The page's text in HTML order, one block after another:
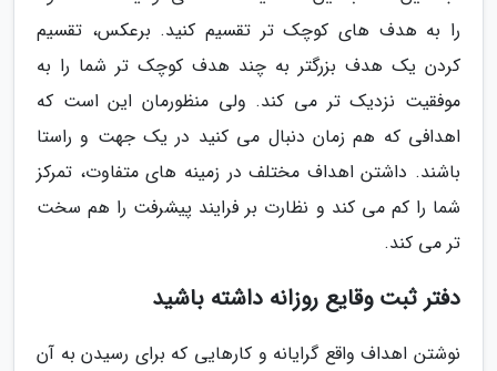
را به هدف های کوچک تر تقسیم کنید. برعکس، تقسیم
کردن یک هدف بزرگتر به چند هدف کوچک تر شما را به
موفقیت نزدیک تر می کند. ولی منظورمان این است که
اهدافی که هم زمان دنبال می کنید در یک جهت و راستا
باشند. داشتن اهداف مختلف در زمینه های متفاوت، تمرکز
شما را کم می کند و نظارت بر فرایند پیشرفت را هم سخت
تر می کند.
دفتر ثبت وقایع روزانه داشته باشید
نوشتن اهداف واقع گرایانه و کارهایی که برای رسیدن به آن